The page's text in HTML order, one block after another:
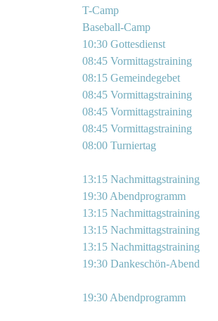
T-Camp
Baseball-Camp
10:30 Gottesdienst
08:45 Vormittagstraining
08:15 Gemeindegebet
08:45 Vormittagstraining
08:45 Vormittagstraining
08:45 Vormittagstraining
08:00 Turniertag
13:15 Nachmittagstraining
19:30 Abendprogramm
13:15 Nachmittagstraining
13:15 Nachmittagstraining
13:15 Nachmittagstraining
19:30 Dankeschön-Abend
19:30 Abendprogramm